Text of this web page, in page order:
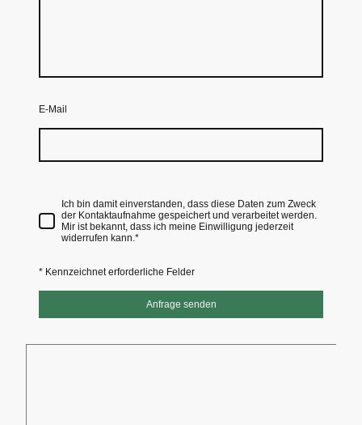
E-Mail
Ich bin damit einverstanden, dass diese Daten zum Zweck
der Kontaktaufnahme gespeichert und verarbeitet werden.
Mir ist bekannt, dass ich meine Einwilligung jederzeit
widerrufen kann. *
* Kennzeichnet erforderliche Felder
Anfrage senden